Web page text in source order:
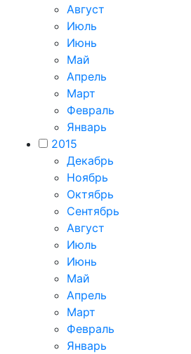
Август
Июль
Июнь
Май
Апрель
Март
Февраль
Январь
2015
Декабрь
Ноябрь
Октябрь
Сентябрь
Август
Июль
Июнь
Май
Апрель
Март
Февраль
Январь